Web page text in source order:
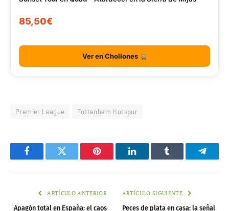
85,50€
Ver en Chollones
Premier League Tottenham Hotspur
FacebookTwitter Pinterest LinkedInTumblr
ARTÍCULO ANTERIOR
Apagón total en España: el caos
ARTÍCULO SIGUIENTE
Peces de plata en casa: la señal